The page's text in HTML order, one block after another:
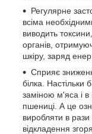
Регулярне
всіма
виводить
органів,
шкіру, заряд
Сприяє
білка.
заміною м'яса і в
пшениці. А це
виробляти в рази
відкладення